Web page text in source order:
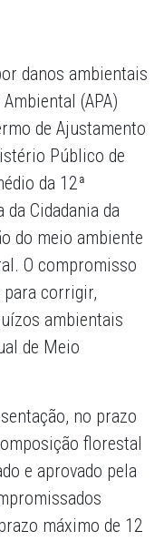
danos ambientais
(APA)
de Ajustamento
Público de
da 12ª
Cidadania da
do meio ambiente
O compromisso
para corrigir,
ambientais
de Meio
no prazo
florestal
e aprovado pela
máximo de 12